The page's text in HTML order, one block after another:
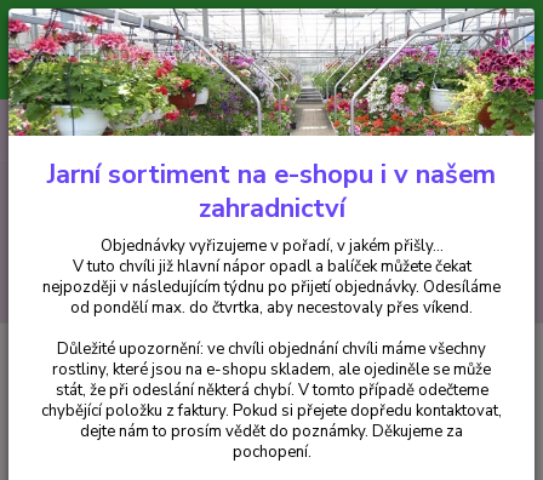
Minimální hodnota pro odeslání z e-shopu je 300 Kč.
V tuto chvíli již hlavní nápor objednávek opadl a balíček můžete čekat
nejpozději v následujícím týdnu po přijetí objednávky. Objednávky
vyřizujeme v pořadí, v jakém přišly...
CZK
Hledat
+420 602 223 614 0ks
za0 Kč
Fuchsie Zellertal Fuchsie 523
Zellertal Fuchsie 523
Jarní sortiment na e-shopu i v našem
zahradnictví
Objednávky vyřizujeme v pořadí, v jakém přišly...
V tuto chvíli již hlavní nápor opadl a balíček můžete čekat
nejpozději v následujícím týdnu po přijetí objednávky. Odesíláme
od pondělí max. do čtvrtka, aby necestovaly přes víkend.
Důležité upozornění: ve chvíli objednání chvíli máme všechny
rostliny, které jsou na e-shopu skladem, ale ojediněle se může
stát, že při odeslání některá chybí. V tomto případě odečteme
chybějící položku z faktury. Pokud si přejete dopředu kontaktovat,
dejte nám to prosím vědět do poznámky. Děkujeme za
pochopení.